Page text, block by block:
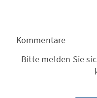
Kommentare
Bitte melden Sie